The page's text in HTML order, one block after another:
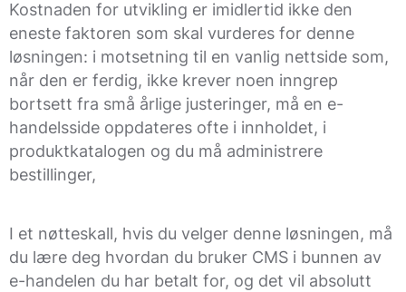
Kostnaden for utvikling er imidlertid ikke den
eneste faktoren som skal vurderes for denne
løsningen: i motsetning til en vanlig nettside som,
når den er ferdig, ikke krever noen inngrep
bortsett fra små årlige justeringer, må en e-
handelsside oppdateres ofte i innholdet, i
produktkatalogen og du må administrere
bestillinger,
I et nøtteskall, hvis du velger denne løsningen, må
du lære deg hvordan du bruker CMS i bunnen av
e-handelen du har betalt for, og det vil absolutt